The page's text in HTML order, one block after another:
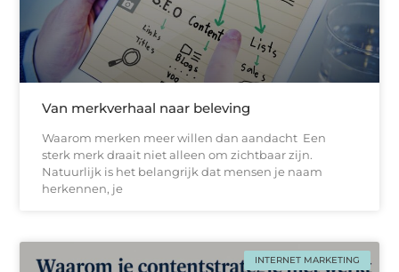
Van merkverhaal naar beleving
Waarom merken meer willen dan aandacht Een
sterk merk draait niet alleen om zichtbaar zijn.
Natuurlijk is het belangrijk dat mensen je naam
herkennen, je
INTERNET MARKETING